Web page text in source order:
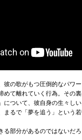
の歌がもつ圧倒的なパワ
めて離れていく行為。そ
ついて、彼自身の生々しい
るで「夢を追う」という
部分があるのではないだろ